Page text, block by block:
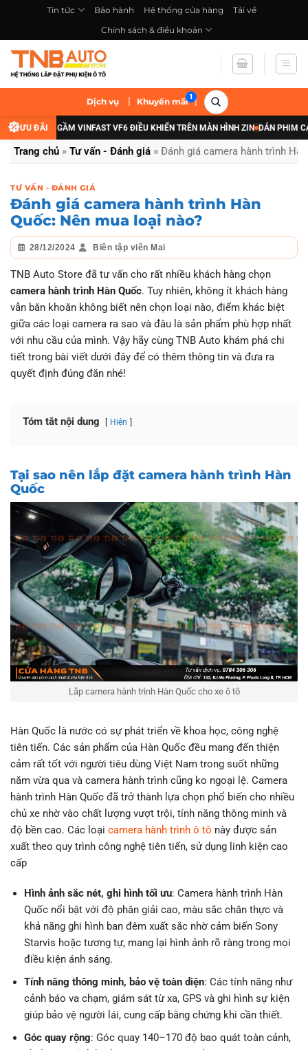
nội
dung
Tin tức Bảo hành Hệ thống cửa hàng
Tải về
Chính sách & điều khoản
Dịch vụ | Khuyến mãi |
ƯU ĐÃI
ĐÈN GẦM VINFAST VF6 ĐIỀU KHIỂN TRÊN MÀN HÌNH ZIN DÁN PHIM CÁCH
Trang chủ » Tư vấn - Đánh giá » Đánh giá camera hành trình
TƯ VẤN - ĐÁNH GIÁ
Đánh giá camera hành trình Hàn
Quốc: Nên mua loại nào?
28/12/2024 Biên tập viên Mai
TNB Auto Store đã tư vấn cho rất nhiều khách hàng chọn
camera hành trình Hàn Quốc. Tuy nhiên, không ít khách hàng
vẫn băn khoăn không biết nên chọn loại nào, điểm khác biệt
giữa các loại camera ra sao và đâu là sản phẩm phù hợp nhất
với nhu cầu của mình. Vậy hãy cùng TNB Auto khám phá chi
tiết trong bài viết dưới đây để có thêm thông tin và đưa ra
quyết định đúng đắn nhé!
Tóm tắt nội dung Hiện
Tại sao nên lắp đặt camera hành trình Hàn
Quốc
Lắp camera hành trình Hàn Quốc cho xe ô tô
Hàn Quốc là nước có sự phát triển về khoa học, công nghệ
tiên tiến. Các sản phẩm của Hàn Quốc đều mang đến thiện
cảm rất tốt với người tiêu dùng Việt Nam trong suốt những
năm vừa qua và camera hành trình cũng ko ngoại lệ. Camera
hành trình Hàn Quốc đã trở thành lựa chọn phổ biến cho nhiều
chủ xe nhờ vào chất lượng vượt trội, tính năng thông minh và
độ bền cao. Các loại camera hành trình ô tô này được sản
xuất theo quy trình công nghệ tiên tiến, sử dụng linh kiện cao
cấp
Hình ảnh sắc nét, ghi hình tối ưu: Camera hành trình Hàn
Quốc nổi bật với độ phân giải cao, màu sắc chân thực và
khả năng ghi hình ban đêm xuất sắc nhờ cảm biến Sony
Starvis hoặc tương tự, mang lại hình ảnh rõ ràng trong mọi
điều kiện ánh sáng.
Tính năng thông minh, bảo vệ toàn diện: Các tính năng như
cảnh báo va chạm, giám sát từ xa, GPS và ghi hình sự kiện
giúp bảo vệ người lái, cung cấp bằng chứng khi cần thiết.
Góc quay rộng: Góc quay 140–170 độ bao quát toàn cảnh,